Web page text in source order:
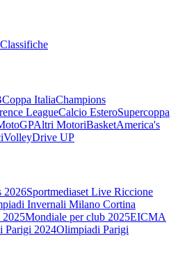
Coppa ItaliaChampions
LeagueCalcio EsteroSupercoppa
Altri MotoriBasketAmerica's
VolleyDrive UP
2026Sportmediaset Live Riccione
Invernali Milano Cortina
2025Mondiale per club 2025EICMA
Parigi 2024Olimpiadi Parigi